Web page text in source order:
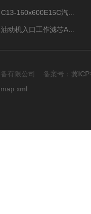
有限公司 备案号： 冀